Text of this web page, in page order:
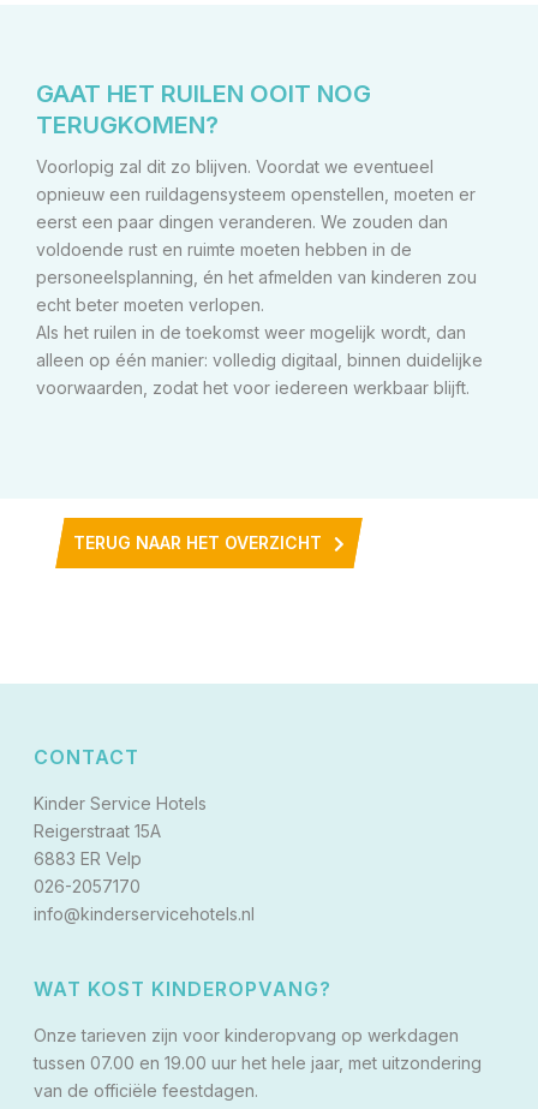
GAAT HET RUILEN OOIT NOG
TERUGKOMEN?
Voorlopig zal dit zo blijven. Voordat we eventueel
opnieuw een ruildagensysteem openstellen, moeten er
eerst een paar dingen veranderen. We zouden dan
voldoende rust en ruimte moeten hebben in de
personeelsplanning, én het afmelden van kinderen zou
echt beter moeten verlopen.
Als het ruilen in de toekomst weer mogelijk wordt, dan
alleen op één manier: volledig digitaal, binnen duidelijke
voorwaarden, zodat het voor iedereen werkbaar blijft.
TERUG NAAR HET OVERZICHT
CONTACT
Kinder Service Hotels
Reigerstraat 15A
6883 ER Velp
026-2057170
info@kinderservicehotels.nl
WAT KOST KINDEROPVANG?
Onze tarieven zijn voor kinderopvang op werkdagen
tussen 07.00 en 19.00 uur het hele jaar, met uitzondering
van de officiële feestdagen.